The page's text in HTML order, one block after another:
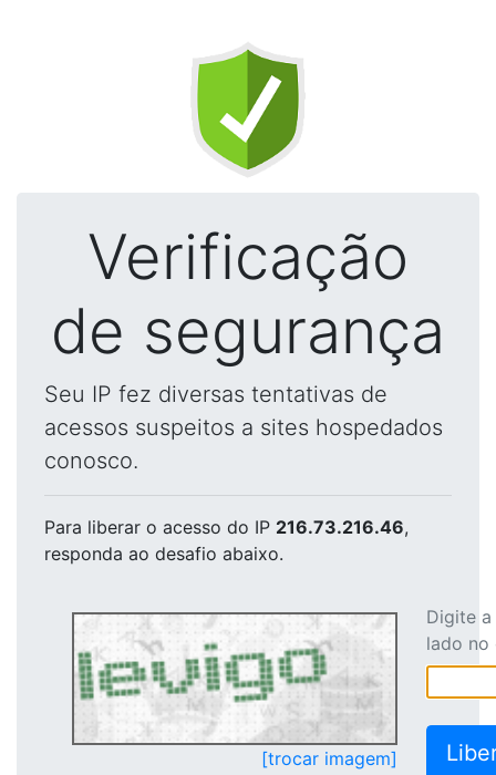
Verificação
de segurança
Seu IP fez diversas tentativas de
acessos suspeitos a sites hospedados
conosco.
Para liberar o acesso do IP 216.73.216.46,
responda ao desafio abaixo.
[trocar imagem]
Digite
lado no